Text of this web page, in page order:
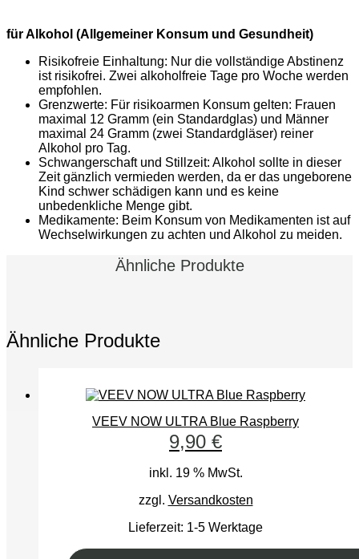
für Alkohol (Allgemeiner Konsum und Gesundheit)
Risikofreie Einhaltung: Nur die vollständige Abstinenz
ist risikofrei. Zwei alkoholfreie Tage pro Woche werden
empfohlen.
Grenzwerte: Für risikoarmen Konsum gelten: Frauen
maximal 12 Gramm (ein Standardglas) und Männer
maximal 24 Gramm (zwei Standardgläser) reiner
Alkohol pro Tag.
Schwangerschaft und Stillzeit: Alkohol sollte in dieser
Zeit gänzlich vermieden werden, da er das ungeborene
Kind schwer schädigen kann und es keine
unbedenkliche Menge gibt.
Medikamente: Beim Konsum von Medikamenten ist auf
Wechselwirkungen zu achten und Alkohol zu meiden.
Ähnliche Produkte
Ähnliche Produkte
VEEV NOW ULTRA Blue Raspberry
9,90 €
inkl. 19 % MwSt.
zzgl. Versandkosten
Lieferzeit: 1-5 Werktage